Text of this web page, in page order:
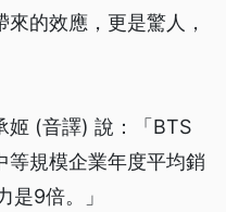
的效應，更是驚人，
姬 (音譯) 說：「BTS
等規模企業年度平均銷
是9倍。」